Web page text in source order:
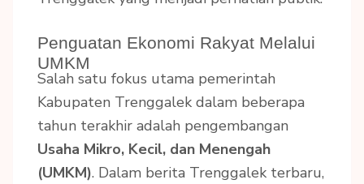
Penguatan Ekonomi Rakyat Melalui
UMKM
Salah satu fokus utama pemerintah
Kabupaten Trenggalek dalam beberapa
tahun terakhir adalah pengembangan
Usaha Mikro, Kecil, dan Menengah
(UMKM). Dalam berita Trenggalek terbaru,